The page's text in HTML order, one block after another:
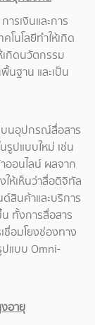
ารเงินและการ
โนโลยีทำให้เกิด
กิดนวัตกรรม
นฐาน และเป็น
บนอุปกรณ์สื่อสาร
รูปแบบใหม่ เช่น
อนไลน์ ผลจาก
ให้เห็นว่าสื่อดิจิทัล
ด์สินค้าและบริการ
ทั้งการสื่อสาร
ชื่อมโยงช่องทาง
ปแบบ Omni-
อายุ